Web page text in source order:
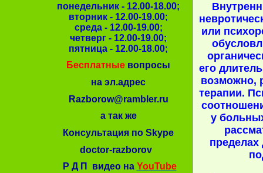
понедельник - 12.00-18.00;
вторник - 12.00-19.00;
среда - 12.00-19.00;
четверг - 12.00-19.00;
пятница - 12.00-18.00;
Бесплатные вопросы
на эл.адрес
Razborow@rambler.ru
а так же
Консультация по Skype
doctor-razborov
Р Д П видео на YouTube
или
его
возможно,
терапии.
у